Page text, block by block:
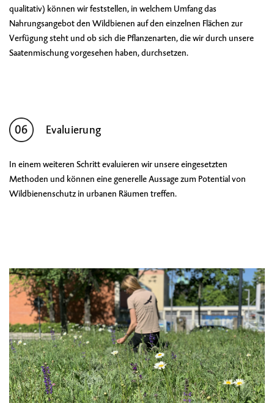
qualitativ) können wir feststellen, in welchem Umfang das
Nahrungsangebot den Wildbienen auf den einzelnen Flächen zur
Verfügung steht und ob sich die Pflanzenarten, die wir durch unsere
Saatenmischung vorgesehen haben, durchsetzen.
Evaluierung
In einem weiteren Schritt evaluieren wir unsere eingesetzten
Methoden und können eine generelle Aussage zum Potential von
Wildbienenschutz in urbanen Räumen treffen.